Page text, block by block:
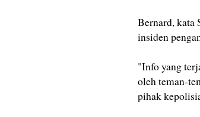
Bernard, kata
insiden
"Info yang
oleh teman-
pihak